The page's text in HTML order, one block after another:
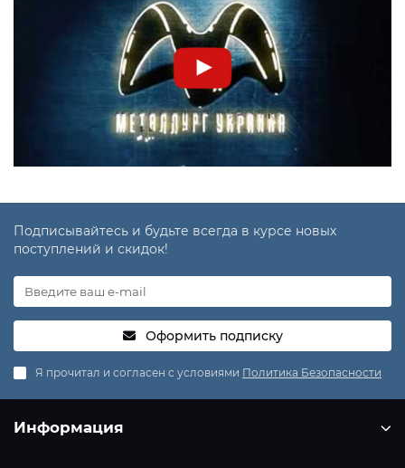
Подписывайтесь и будьте всегда в курсе новых
поступлений и скидок!
Оформить подписку
Я прочитал и согласен с условиями Политика Безопасности
Информация